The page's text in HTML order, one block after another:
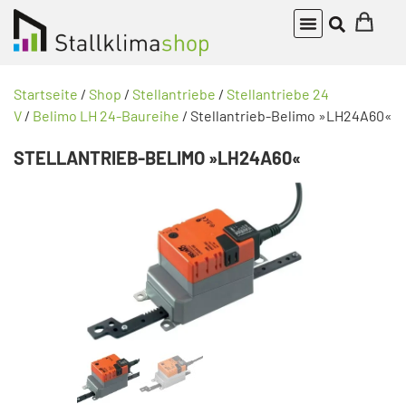
Startseite / Shop / Stellantriebe / Stellantriebe 24
V / Belimo LH 24-Baureihe / Stellantrieb-Belimo »LH24A60«
STELLANTRIEB-BELIMO »LH24A60«